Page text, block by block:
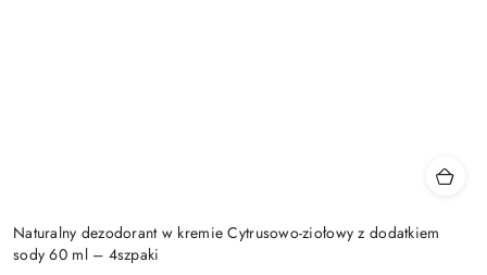
Naturalny dezodorant w kremie Cytrusowo-ziołowy z dodatkiem
sody 60 ml – 4szpaki